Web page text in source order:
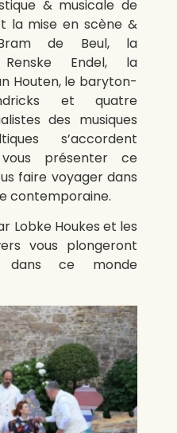
& musicale de
la mise en scène &
de Beul, la
Renske Endel, la
Houten, le baryton-
et quatre
des musiques
s’accordent
présenter ce
faire voyager dans
contemporaine.
Lobke Houkes et les
vous plongeront
dans ce monde